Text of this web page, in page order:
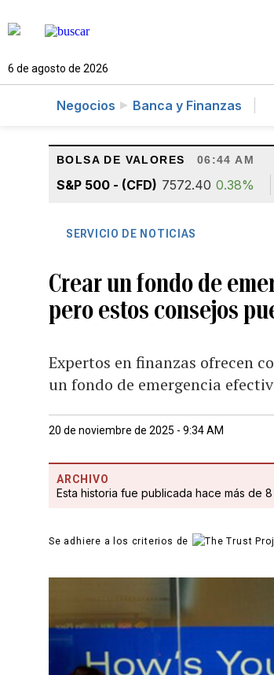
6 de agosto de 2026
Negocios Banca y Finanzas
BOLSA DE VALORES 06:44 AM
S&P 500 - (CFD) 7572.40 0.38%
SERVICIO DE NOTICIAS
Crear un fondo de
pero estos consejos
Expertos en finanzas ofrecen
un fondo de emergencia
20 de noviembre de 2025 - 9:34 AM
ARCHIVO
Esta historia fue publicada hace más de 8
Se adhiere a los criterios de